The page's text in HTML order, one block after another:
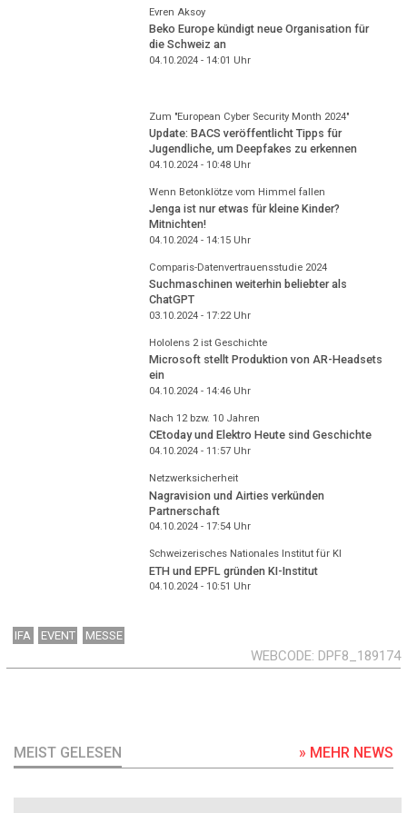
Evren Aksoy
Beko Europe kündigt neue Organisation für
die Schweiz an
04.10.2024 - 14:01 Uhr
Zum "European Cyber Security Month 2024"
Update: BACS veröffentlicht Tipps für
Jugendliche, um Deepfakes zu erkennen
04.10.2024 - 10:48Uhr
Wenn Betonklötze vom Himmel fallen
Jenga ist nur etwas für kleine Kinder?
Mitnichten!
04.10.2024 - 14:15Uhr
Comparis-Datenvertrauensstudie 2024
Suchmaschinen weiterhin beliebter als
ChatGPT
03.10.2024 - 17:22Uhr
Hololens 2 ist Geschichte
Microsoft stellt Produktion von AR-Headsets
ein
04.10.2024 - 14:46Uhr
Nach 12 bzw. 10 Jahren
CEtoday und Elektro Heute sind Geschichte
04.10.2024 - 11:57Uhr
Netzwerksicherheit
Nagravision und Airties verkünden
Partnerschaft
04.10.2024 - 17:54Uhr
Schweizerisches Nationales Institut für KI
ETH und EPFL gründen KI-Institut
04.10.2024 - 10:51 Uhr
IFA EVENT MESSE
WEBCODE DPF8_189174
MEIST GELESEN » MEHR NEWS